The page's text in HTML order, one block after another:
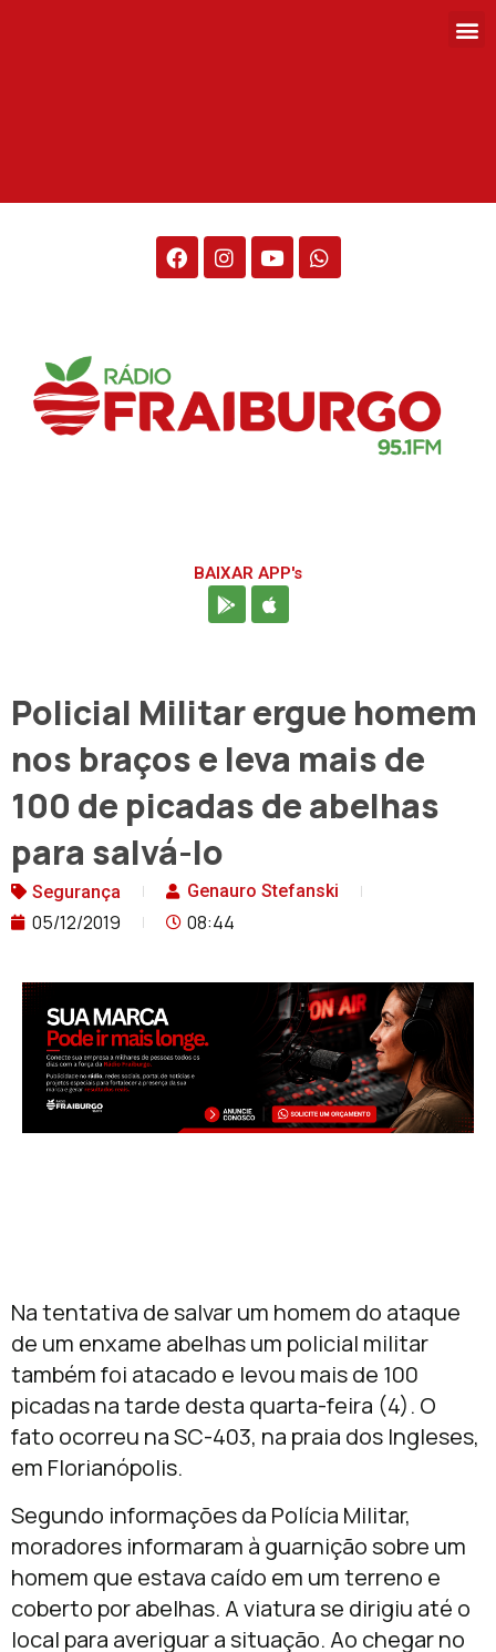
BAIXAR APP's
Policial Militar ergue homem
nos braços e leva mais de
100 de picadas de abelhas
para salvá-lo
Segurança Genauro Stefanski
05/12/2019 08:44
Na tentativa de salvar um homem do ataque
de um enxame abelhas um policial militar
também foi atacado e levou mais de 100
picadas na tarde desta quarta-feira (4). O
fato ocorreu na SC-403, na praia dos Ingleses,
em Florianópolis.
Segundo informações da Polícia Militar,
moradores informaram à guarnição sobre um
homem que estava caído em um terreno e
coberto por abelhas. A viatura se dirigiu até o
local para averiguar a situação. Ao chegar no